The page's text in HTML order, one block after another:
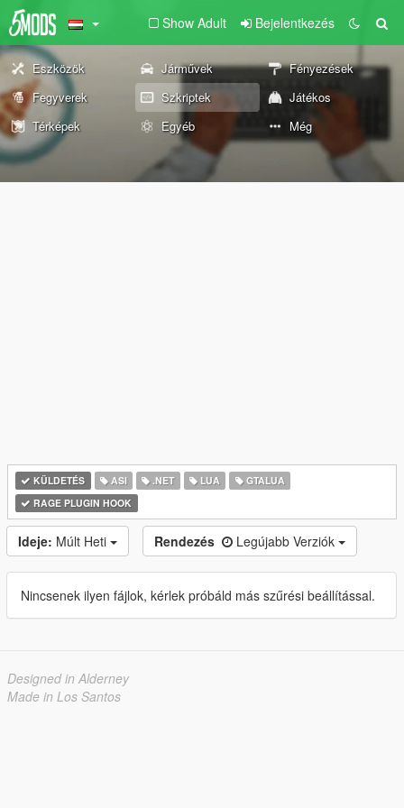
Show Adult Bejelentkezés
Eszközök Járművek
Fényezések
Fegyverek
Szkriptek
Játékos
Térképek
Egyéb Még
KÜLDETÉS ASI .NET LUA
GTALUA
RAGE PLUGIN HOOK
Ideje: Múlt Heti Rendezés Legújabb Verziók
Nincsenek ilyen fájlok, kérlek próbáld más szűrési beállítással.
Designed in Alderney
Made in Los Santos